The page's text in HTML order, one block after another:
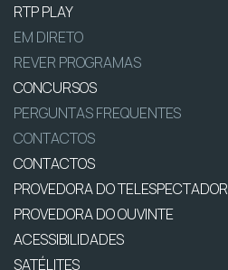
RTP PLAY
EM DIRETO
REVER PROGRAMAS
CONCURSOS
PERGUNTAS FREQUENTES
CONTACTOS
CONTACTOS
PROVEDORA DO TELESPECTADOR
PROVEDORA DO OUVINTE
ACESSIBILIDADES
SATÉLITES